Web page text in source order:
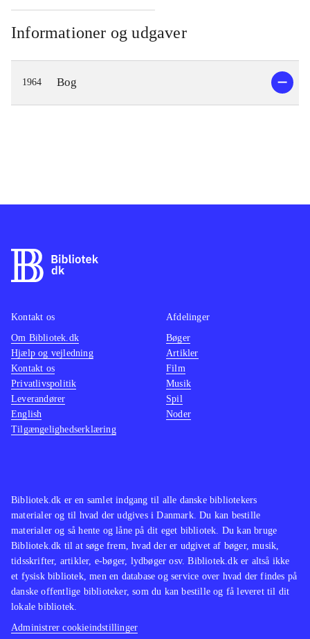
Informationer og udgaver
1964 Bog
Bibliotek.dk er en samlet indgang til alle danske bibliotekers
materialer og til hvad der udgives i Danmark. Du kan bestille
materialer og så hente og låne på dit eget bibliotek. Du kan bruge
Bibliotek.dk til at søge frem, hvad der er udgivet af bøger, musik,
tidsskrifter, artikler, e-bøger, lydbøger osv. Bibliotek.dk er altså ikke
et fysisk bibliotek, men en database og service over hvad der findes på
danske offentlige biblioteker, som du kan bestille og få leveret til dit
lokale bibliotek.
Administrer cookieindstillinger
Kontakt os
Om Bibliotek.dk
Hjælp og vejledning
Kontakt os
Privatlivspolitik
Leverandører
English
Tilgængelighedserklæring
Afdelinger
Bøger
Artikler
Film
Musik
Spil
Noder